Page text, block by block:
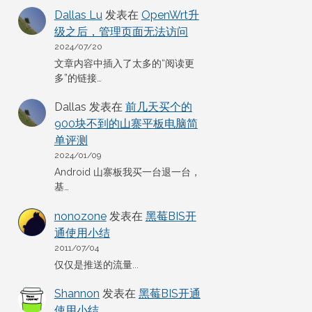
Dallas Lu 发表在 OpenWrt升
级之后，管理页面无法访问
2024/07/20
文章内容中插入了太多的“阅读更
多”的链接…
Dallas 发表在 前几天买个的
900块不到的山寨平板电脑简
单评测
2024/01/09
Android 山寨板我买一台退一台，
基…
nonozone发表在 黑莓BIS开
通使用小结
2011/07/04
仅仅是推送的流量...
Shannon 发表在 黑莓BIS开通